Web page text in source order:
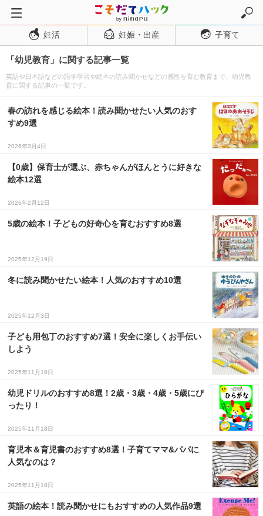
トップページ
妊活
妊娠・出産
妊娠初期
妊娠後期
出産
子育て・育児
０歳児
２歳児
３〜６歳児
妊活 妊娠・出産 子育て
「幼児教育」に関する記事一覧
英語や日本語などの語学学習や絵本の読み聞かせなどの感性を育む教育まで、幼児教
育に関する記事の一覧です。
春の訪れを感じる絵本！読み聞かせたい人気のおす
すめ9選
2026年3月4日
【0歳】保育士が選ぶ、赤ちゃんがほんとうに好きな
絵本12選
2026年2月12日
5歳の絵本！子どもの好奇心を育むおすすめ8選
2025年12月19日
冬に読み聞かせたい絵本！人気のおすすめ10選
2025年12月3日
子ども用包丁のおすすめ7選！安全に楽しくお手伝い
しよう
2025年11月18日
幼児ドリルのおすすめ8選！2歳・3歳・4歳・5歳にぴ
ったり！
2025年11月18日
育児本＆育児書のおすすめ8選！子育てママ&パパに
人気なのは？
2025年11月18日
英語の絵本！読み聞かせにもおすすめの人気作品9選